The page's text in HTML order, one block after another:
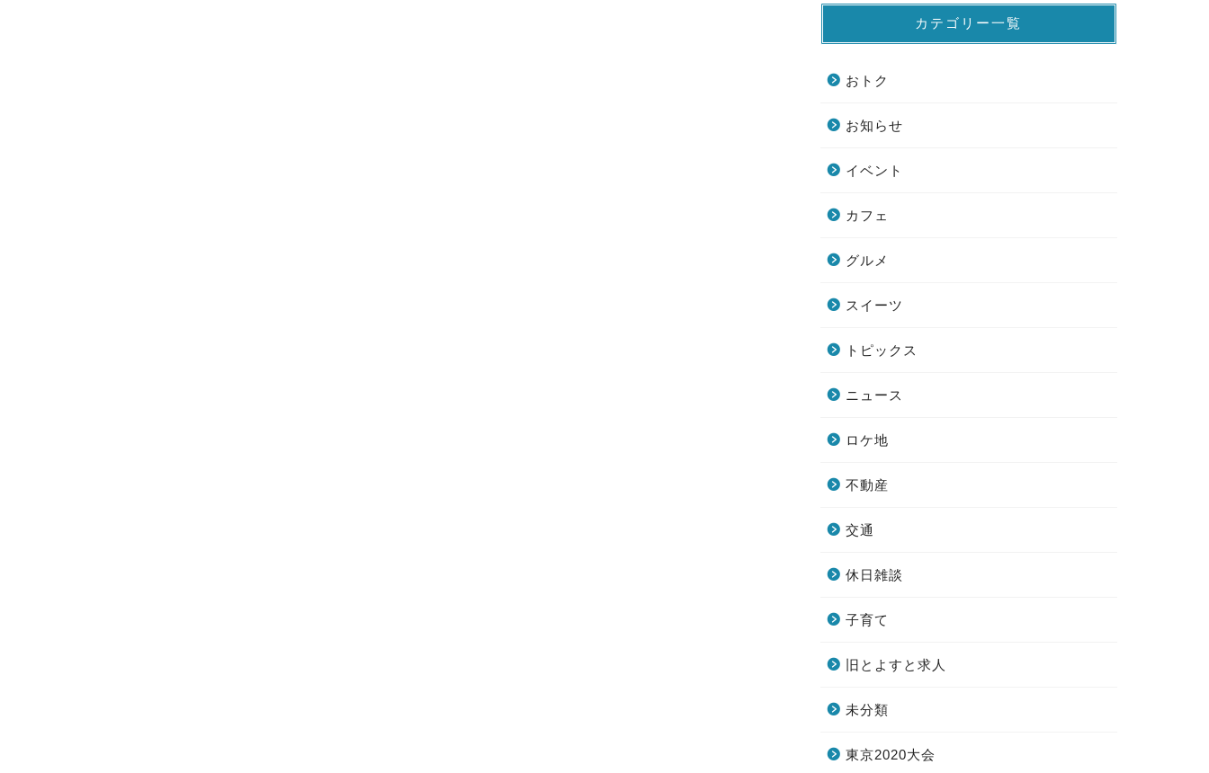
カテゴリー一覧
おトク
お知らせ
イベント
カフェ
グルメ
スイーツ
トピックス
ニュース
ロケ地
不動産
交通
休日雑談
子育て
旧とよすと求人
未分類
東京2020大会